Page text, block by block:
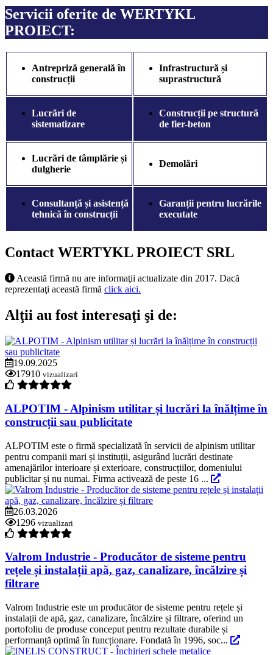
Servicii oferite de WERTYKL
PROIECT:
Antrepriză generală în
construcții
Infrastructură și
suprastructură
Lucrări de
sistematizare
Construcții pe structură
de fier-beton
Lucrări de tâmplărie și
dulgherie
Demolări
Consultanță și asistență
tehnică în construcții
Garanții pentru lucrările
executate
Contact WERTYKL PROIECT SRL
Această firmă nu are informaţii actualizate din 2017. Dacă
reprezentaţi această firmă click aici.
Alţii au fost interesaţi şi de:
19.09.2025
17910 vizualizari
ALPOTIM - Alpinism utilitar și lucrări la înălțime în
construcții sau publicitate
ALPOTIM este o firmă specializată în servicii de alpinism utilitar
pentru companii mari și instituții, asigurând lucrări destinate
amenajărilor interioare și exterioare, construcțiilor, domeniului
publicitar și nu numai. Firma activează de peste 16 ...
26.03.2026
1296 vizualizari
Valrom Industrie - Producător de sisteme pentru
rețele și instalații apă, gaz, canalizare, încălzire și
filtrare
Valrom Industrie este un producător de sisteme pentru rețele și
instalații de apă, gaz, canalizare, încălzire și filtrare, oferind un
portofoliu de produse conceput pentru rezultate durabile și
performanță optimă în funcționare. Fondată în 1996, soc...